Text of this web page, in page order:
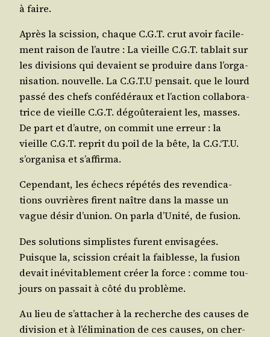
à faire.
Après la scis­sion, chaque C.G.T. crut avoir faci­le­
ment rai­son de l’autre : La vieille C.G.T. tablait sur
les divi­sions qui devaient se pro­duire dans l’or­ga­
ni­sa­tion. nou­velle. La C.G.T.U pen­sait. que le lourd
pas­sé des chefs confé­dé­raux et l’ac­tion col­la­bo­ra­
trice de vieille C.G.T. dégoû­te­raient les, masses.
De part et d’autre, on com­mit une erreur : la
vieille C.G.T. reprit du poil de la bête, la C.G.‘T.U.
s’or­ga­ni­sa et s’affirma.
Cepen­dant, les échecs répé­tés des reven­di­ca­
tions ouvrières firent naître dans la masse un
vague désir d’u­nion. On par­la d’U­ni­té, de fusion.
Des solu­tions sim­plistes furent envi­sa­gées.
Puisque la, scis­sion créait la fai­blesse, la fusion
devait inévi­ta­ble­ment créer la force : comme tou­
jours on pas­sait à côté du problème.
Au lieu de s’at­ta­cher à la recherche des causes de
divi­sion et à l’é­li­mi­na­tion de ces causes, on cher­